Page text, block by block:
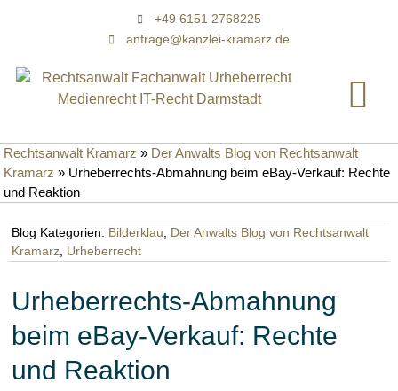
+49 6151 2768225
anfrage@kanzlei-kramarz.de
Rechtsanwalt Kramarz » Der Anwalts Blog von Rechtsanwalt
Kramarz » Urheberrechts-Abmahnung beim eBay-Verkauf: Rechte
und Reaktion
Blog Kategorien: Bilderklau, Der Anwalts Blog von Rechtsanwalt
Kramarz, Urheberrecht
Urheberrechts-Abmahnung
beim eBay-Verkauf: Rechte
und Reaktion